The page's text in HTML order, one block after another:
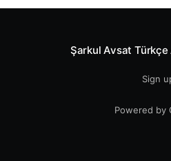
Şarkul Avsat Türkçe
Sign
Powered by